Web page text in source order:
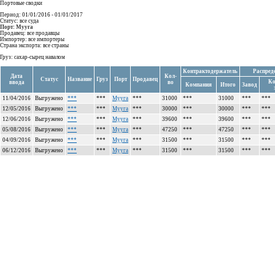
Портовые сводки
Период: 01/01/2016 - 01/01/2017
Статус: все суда
Порт: Мууга
Продавец: все продавцы
Импортер: все импортеры
Страна экспорта: все страны
Груз: сахар-сырец навалом
Дата
ввода
Статус Название Груз Порт Продавец
Кол-
во
Контрактодержатель
Компания Итого Завод
11/04/2016
Выгружено *** *** Мууга *** 31000 *** 31000 ***
***
12/05/2016
Выгружено *** *** Мууга *** 30000 *** 30000 ***
***
12/06/2016
Выгружено *** *** Мууга *** 39600 *** 39600 ***
***
05/08/2016
Выгружено *** *** Мууга *** 47250 *** 47250 ***
***
04/09/2016
Выгружено *** *** Мууга *** 31500 *** 31500 ***
***
06/12/2016
Выгружено *** *** Мууга *** 31500 *** 31500 *** ***